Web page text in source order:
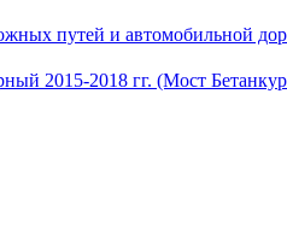
путей и автомобильной
2015-2018 гг. (Мост